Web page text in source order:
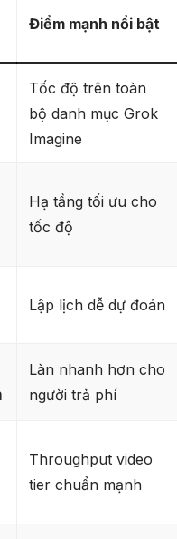
Điểm mạnh nổi bật
Tốc độ trên toàn
bộ danh mục Grok
Imagine
Hạ tầng tối ưu cho
tốc độ
Lập lịch dễ dự đoán
Làn nhanh hơn cho
người trả phí
Throughput video
tier chuẩn mạnh